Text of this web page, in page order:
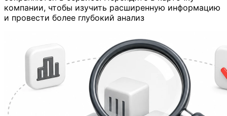
компании, чтобы изучить расширенную информацию
и провести более глубокий анализ